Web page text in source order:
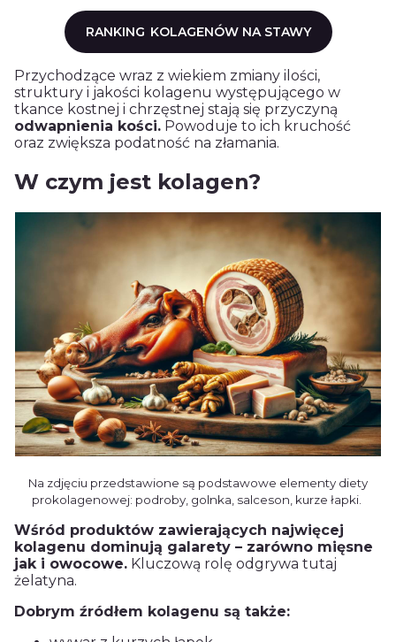
RANKING KOLAGENÓW NA STAWY
Przychodzące wraz z wiekiem zmiany ilości,
struktury i jakości kolagenu występującego w
tkance kostnej i chrzęstnej stają się przyczyną
odwapnienia kości. Powoduje to ich kruchość
oraz zwiększa podatność na złamania.
W czym jest kolagen?
Na zdjęciu przedstawione są podstawowe elementy diety
prokolagenowej: podroby, golnka, salceson, kurze łapki.
Wśród produktów zawierających najwięcej
kolagenu dominują galarety – zarówno mięsne
jak i owocowe. Kluczową rolę odgrywa tutaj
żelatyna.
Dobrym źródłem kolagenu są także: